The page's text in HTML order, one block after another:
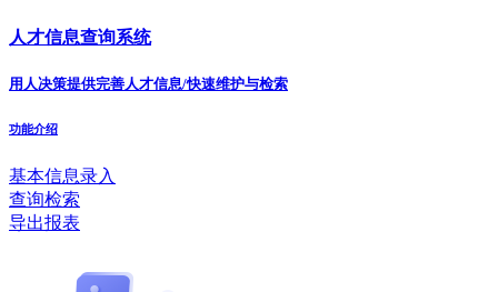
人才信息查询系统
用人决策提供完善人才信息/快速维护与检索
功能介绍
基本信息录入
查询检索
导出报表